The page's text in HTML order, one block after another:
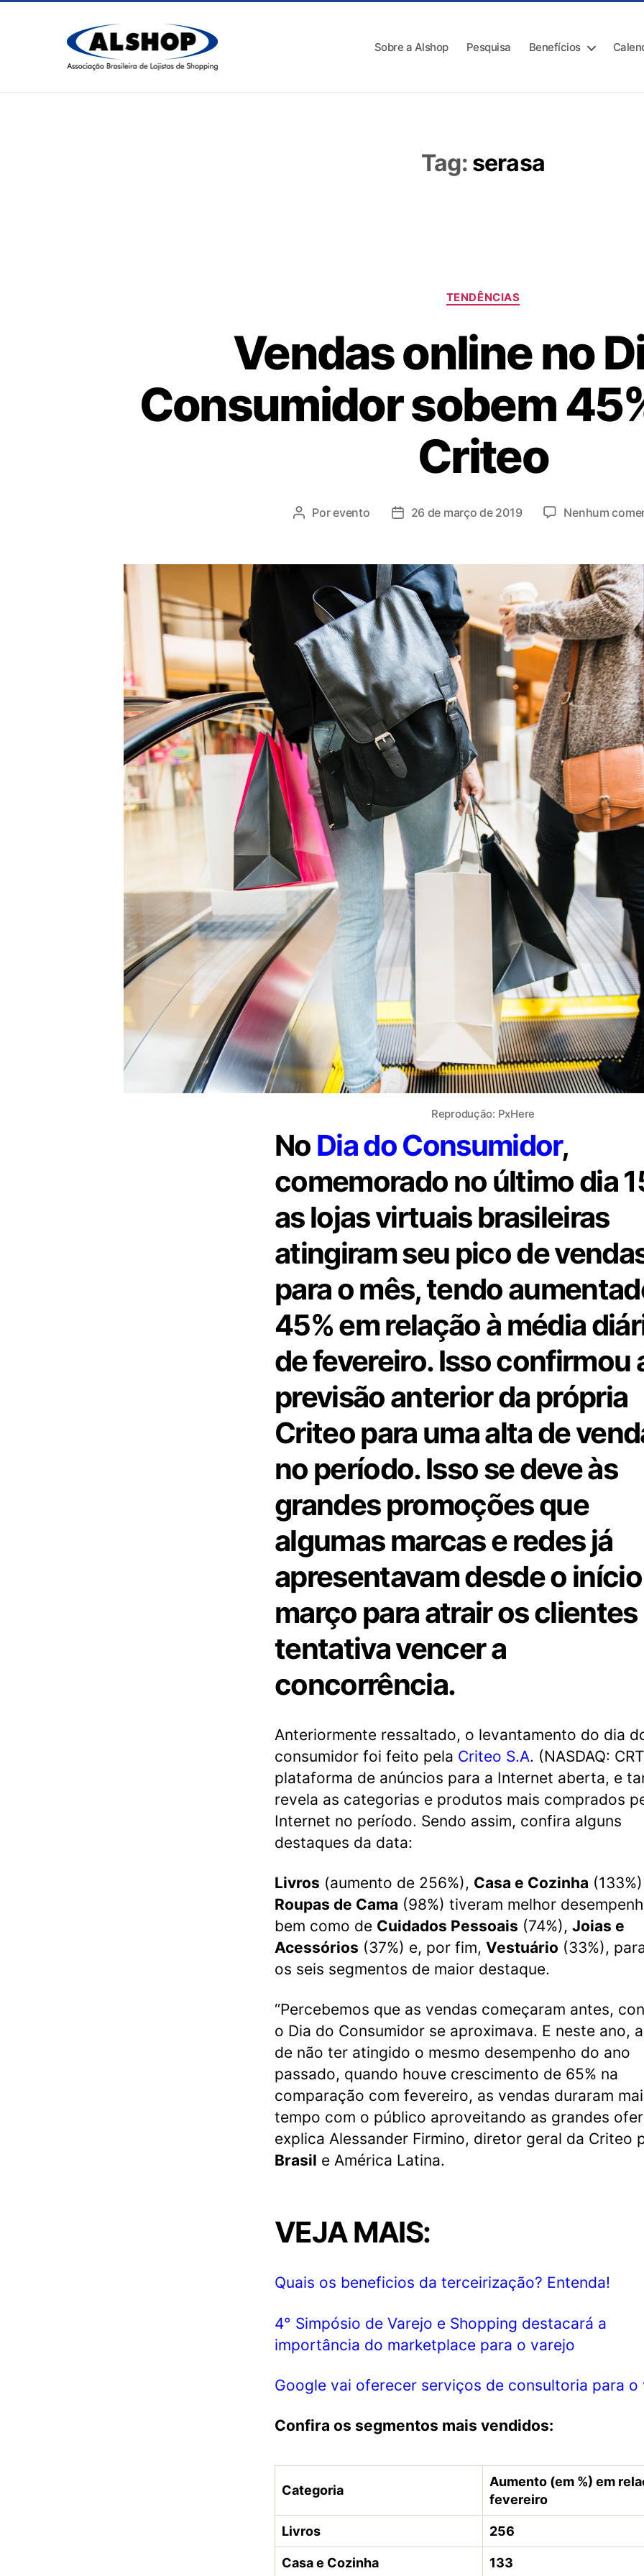
Sobre a Alshop Pesquisa Benefícios
Tag: serasa
TENDÊNCIAS
Vendas online no
Consumidor sobem
Criteo
Porevento 26 de março de 2019 Nenhum
Reprodução: PxHere
No Dia do Consumidor,
comemorado no último dia
as lojas virtuais brasileiras
atingiram seu pico de
para o mês, tendo
45% em relação à média
de fevereiro. Isso confirmou
previsão anterior da própria
Criteo para uma alta de
no período. Isso se deve às
grandes promoções que
algumas marcas e redes já
apresentavam desde o
março para atrair os clientes
tentativa vencer a
concorrência.
Anteriormente ressaltado, o levantamento do dia
consumidor foi feito pela Criteo S.A. (NASDAQ:
plataforma de anúncios para a Internet aberta, e
revela as categorias e produtos mais comprados
Internet no período. Sendo assim, confira alguns
destaques da data:
Livros (aumento de 256%), Casa e Cozinha
Roupas de Cama (98%) tiveram melhor
bem como de Cuidados Pessoais (74%), Joias e
Acessórios (37%) e, por fim, Vestuário (33%),
os seis segmentos de maior destaque.
“Percebemos que as vendas começaram antes,
o Dia do Consumidor se aproximava. E neste ano,
de não ter atingido o mesmo desempenho do ano
passado, quando houve crescimento de 65% na
comparação com fevereiro, as vendas duraram
tempo com o público aproveitando as grandes
explica Alessander Firmino, diretor geral da Criteo
Brasil e América Latina.
VEJA MAIS:
Quais os beneficios da terceirização? Entenda!
4° Simpósio de Varejo e Shopping destacará a
importância do marketplace para o varejo
Google vai oferecer serviços de consultoria para o
Confira os segmentos mais vendidos:
Categoria
Aumento (em %) em
fevereiro
Livros 256
Casa e Cozinha 133